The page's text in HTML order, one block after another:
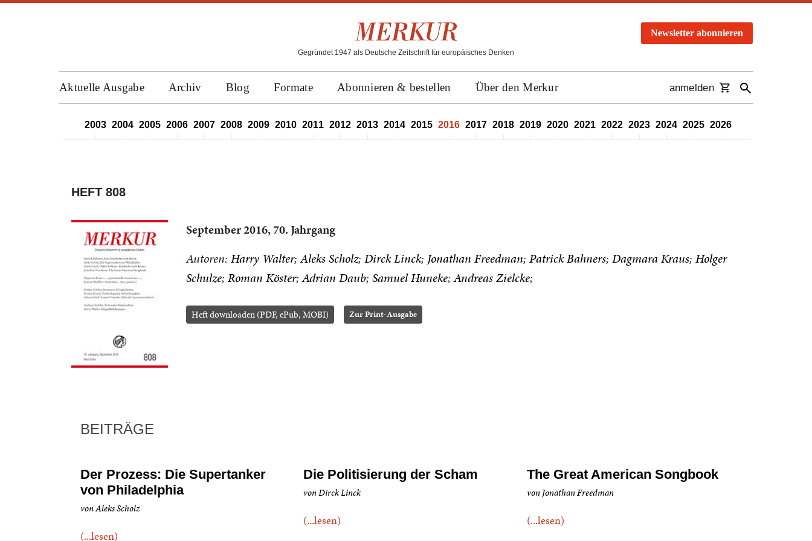
Gegründet 1947 als Deutsche Zeitschrift für europäisches Denken
Newsletter abonnieren
Aktuelle Ausgabe Archiv Blog Formate Abonnieren & bestellen Über den Merkur anmelden
2003 2004 2005 2006 2007 2008 2009 2010 2011 2012 2013 2014 2015 2016 2017 2018 2019 2020 2021 2022 2023 2024 2025 2026
HEFT 808
September 2016, 70. Jahrgang
Autoren: Harry Walter Aleks Scholz Dirck Linck Jonathan Freedman Patrick Bahners Dagmara Kraus Holger
Schulze Roman Köster Adrian Daub Samuel Huneke Andreas Zielcke
Heft downloaden (PDF, ePub, MOBI) Zur Print-Ausgabe
BEITRÄGE
Der Prozess: Die Supertanker
von Philadelphia
von Aleks Scholz
(...lesen)
Die Politisierung der Scham
von Dirck Linck
(...lesen)
The Great American Songbook
von Jonathan Freedman
(...lesen)